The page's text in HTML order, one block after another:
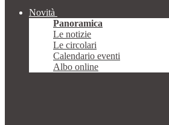
Novità
Panoramica
Le notizie
Le circolari
Calendario eventi
Albo online